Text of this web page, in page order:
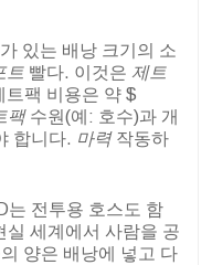
있는 배낭 크기의 소
트 빨다. 이것은 제트
팩 비용은 약 $
팩수원(예: 호수)과 개
합니다. 마력작동하
전투용 호스도 함
세계에서 사람을 공
양은 배낭에 넣고 다